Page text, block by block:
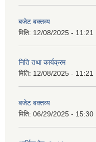
बजेट बक्तव्य
मिति: 12/08/2025 - 11:21
निति तथा कार्यक्रम
मिति: 12/08/2025 - 11:21
बजेट बक्तव्य
मिति: 06/29/2025 - 15:30